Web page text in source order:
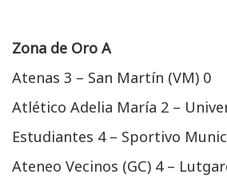
Zona de Oro A
Atenas 3 – San Martín (VM) 0
Atlético Adelia María 2 –
Estudiantes 4 – Sportivo
Ateneo Vecinos (GC) 4 –